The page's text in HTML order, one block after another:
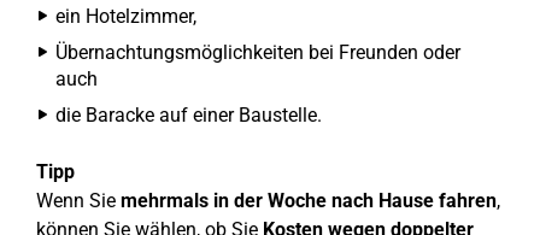
ein Hotelzimmer,
Übernachtungsmöglichkeiten bei Freunden oder
auch
die Baracke auf einer Baustelle.
Tipp
Wenn Sie mehrmals in der Woche nach Hause fahren,
können Sie wählen, ob Sie Kosten wegen doppelter